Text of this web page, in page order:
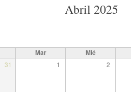
Abril 2025
Mar
Mié
31 1 2